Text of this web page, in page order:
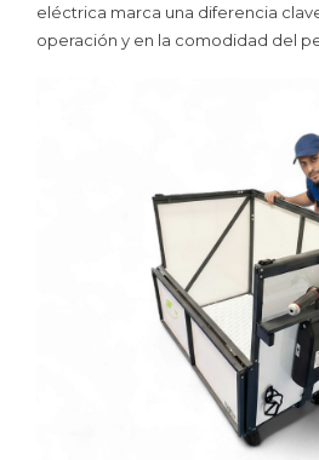
eléctrica marca una diferencia
operación y en la comodidad del